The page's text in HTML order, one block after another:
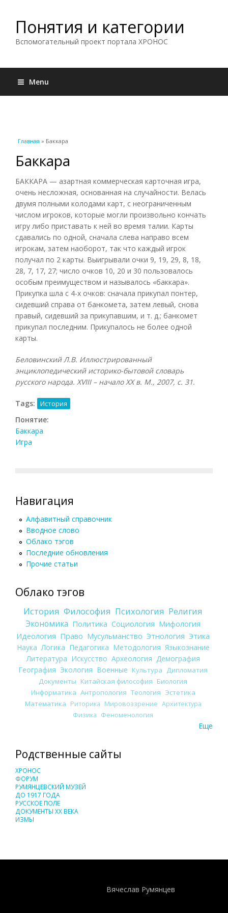
Понятия и категории
Вспомогательный проект портала ХРОНОС
Menu
Вы здесь
Главная » Баккара
Баккара
БАККАРА — азартная коммерческая карточная игра,
очень несложная, основанная на случайности. Велась
двумя полными колодами карт, с неограниченным
числом игроков, которые могли произвольно кончать
игру либо приставать к ней во время талии. Карты
сдавались по одной, сначала слева направо всем
игрокам, затем наоборот, так что каждый игрок
получал по 2 карты. Выигрывали очки 9, 19, 29, 8, 18,
28, 7, 17, 27; число очков 10, 20 и 30 пользовалось
особым преимуществом и называлось «баккара».
Прикупка шла с 4-х очков: сначала прикупал понтер,
сидевший справа от банкомета, затем левый, снова
правый, сидевший за прикупавшим, и т. д.; банкомет
прикупал последним. Прикупалось не более одной
карты.
Беловинский Л.В. Иллюстрированный
энциклопедический историко-бытовой словарь
русского народа. XVIII – начало XX в. М., 2007, с. 31.
Tags: История
Понятие:
Баккара
Игра
Навигация
Алфавитный справочник
Вводное слово
Облако тэгов
Последние обновления
Прочие статьи
Облако тэгов
История Философия Психология Религия
Экономика Политика Социология Мифология
Идеология Право Мусульманство Этнология Этика
Наука Логика Педагогика Методология Языкознание
Литература Искусство Археология Демография
География Экология Военные Культура
Дипломатия
Документы Китайская философия Биология
Информатика Антропология Теология Эстетика
Математика Риторика Мировоззрение Архитектура
Физика Феноменология
Еще
Родственные сайты
ХРОНОС
ФОРУМ
РУМЯНЦЕВСКИЙ МУЗЕЙ
ДО 1917 ГОДА
РУССКОЕ ПОЛЕ
ДОКУМЕНТЫ XX ВЕКА
ИЗМЫ
Вячеслав Румянцев